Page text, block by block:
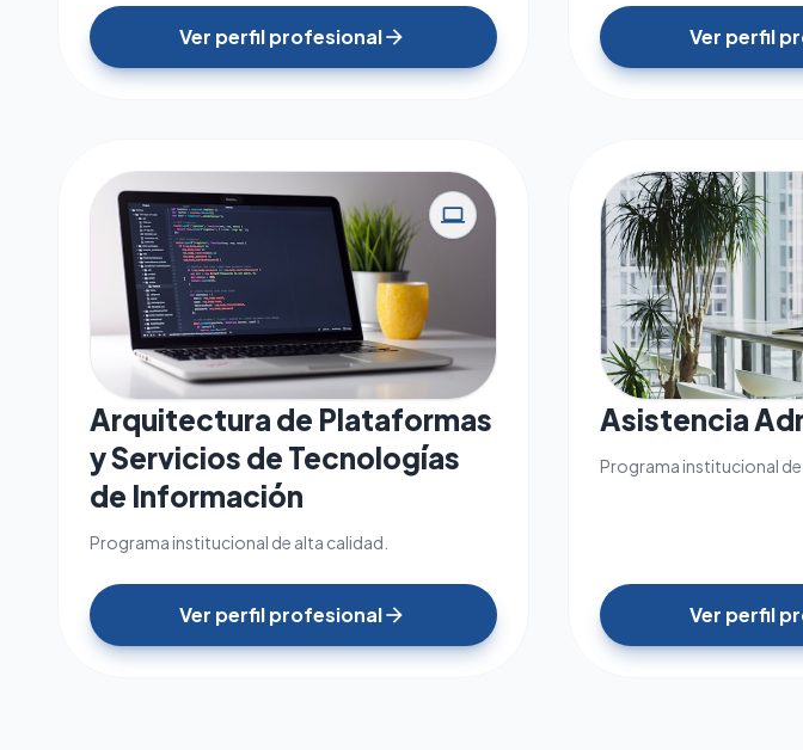
Ver perfil profesionalarrow_forward Ver perfil
computer
Arquitectura de Plataformas
y Servicios de Tecnologías
de Información
Programa institucional de alta calidad.
Ver perfil profesionalarrow_forward
Asistencia
Programa institucional de
Ver perfil